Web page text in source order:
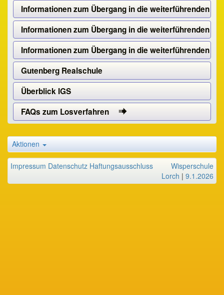
Informationen zum Übergang in die weiterführenden
Informationen zum Übergang in die weiterführenden
Informationen zum Übergang in die weiterführenden
Gutenberg Realschule
Überblick IGS
FAQs zum Losverfahren
Aktionen
Impressum Datenschutz Haftungsausschluss
Wisperschule
Lorch | 9.1.2026